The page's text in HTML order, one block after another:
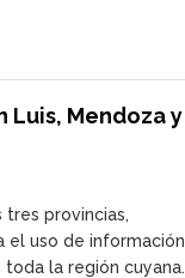
Luis, Mendoza y
provincias,
el uso de información
la región cuyana.